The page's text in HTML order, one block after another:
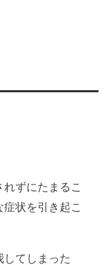
ずにたまるこ
状を引き起こ
てしまった